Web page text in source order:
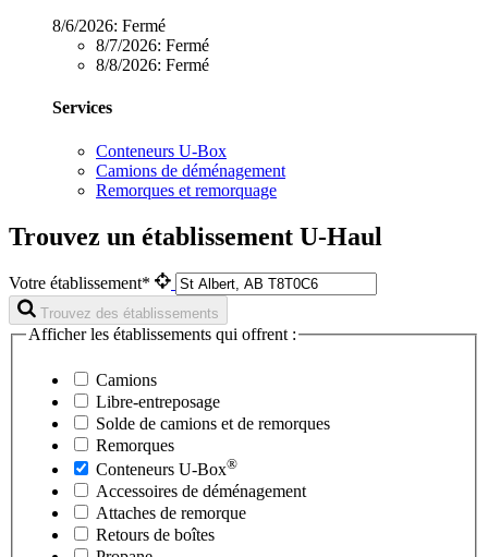
8/6/2026: Fermé
8/7/2026: Fermé
8/8/2026: Fermé
Services
Conteneurs U-Box
Camions de déménagement
Remorques et remorquage
Trouvez un établissement U-Haul
Votre établissement*
Trouvez des établissements
Afficher les établissements qui offrent :
Camions
Libre-entreposage
Solde de camions et de remorques
Remorques
Conteneurs U-Box®
Accessoires de déménagement
Attaches de remorque
Retours de boîtes